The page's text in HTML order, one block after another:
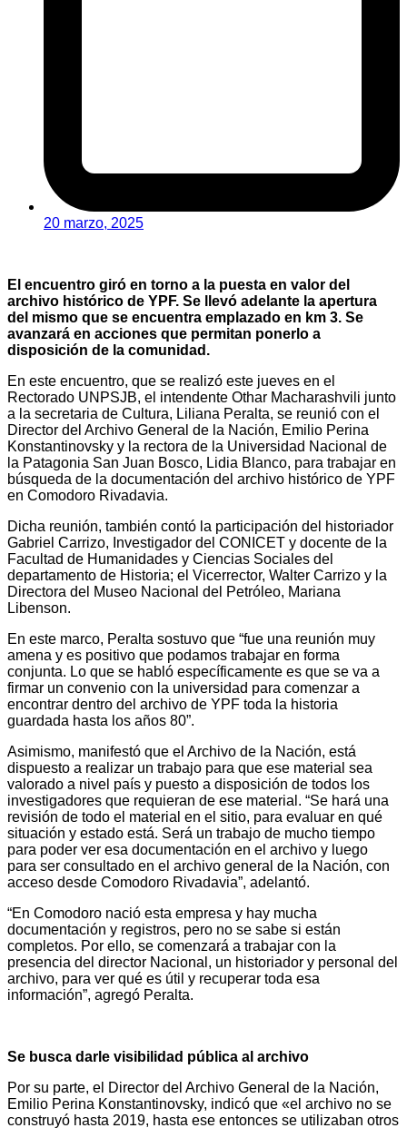
20 marzo, 2025
El encuentro giró en torno a la puesta en valor del
archivo histórico de YPF. Se llevó adelante la apertura
del mismo que se encuentra emplazado en km 3. Se
avanzará en acciones que permitan ponerlo a
disposición de la comunidad.
En este encuentro, que se realizó este jueves en el
Rectorado UNPSJB, el intendente Othar Macharashvili junto
a la secretaria de Cultura, Liliana Peralta, se reunió con el
Director del Archivo General de la Nación, Emilio Perina
Konstantinovsky y la rectora de la Universidad Nacional de
la Patagonia San Juan Bosco, Lidia Blanco, para trabajar en
búsqueda de la documentación del archivo histórico de YPF
en Comodoro Rivadavia.
Dicha reunión, también contó la participación del historiador
Gabriel Carrizo, Investigador del CONICET y docente de la
Facultad de Humanidades y Ciencias Sociales del
departamento de Historia; el Vicerrector, Walter Carrizo y la
Directora del Museo Nacional del Petróleo, Mariana
Libenson.
En este marco, Peralta sostuvo que “fue una reunión muy
amena y es positivo que podamos trabajar en forma
conjunta. Lo que se habló específicamente es que se va a
firmar un convenio con la universidad para comenzar a
encontrar dentro del archivo de YPF toda la historia
guardada hasta los años 80”.
Asimismo, manifestó que el Archivo de la Nación, está
dispuesto a realizar un trabajo para que ese material sea
valorado a nivel país y puesto a disposición de todos los
investigadores que requieran de ese material. “Se hará una
revisión de todo el material en el sitio, para evaluar en qué
situación y estado está. Será un trabajo de mucho tiempo
para poder ver esa documentación en el archivo y luego
para ser consultado en el archivo general de la Nación, con
acceso desde Comodoro Rivadavia”, adelantó.
“En Comodoro nació esta empresa y hay mucha
documentación y registros, pero no se sabe si están
completos. Por ello, se comenzará a trabajar con la
presencia del director Nacional, un historiador y personal del
archivo, para ver qué es útil y recuperar toda esa
información”, agregó Peralta.
Se busca darle visibilidad pública al archivo
Por su parte, el Director del Archivo General de la Nación,
Emilio Perina Konstantinovsky, indicó que «el archivo no se
construyó hasta 2019, hasta ese entonces se utilizaban otros